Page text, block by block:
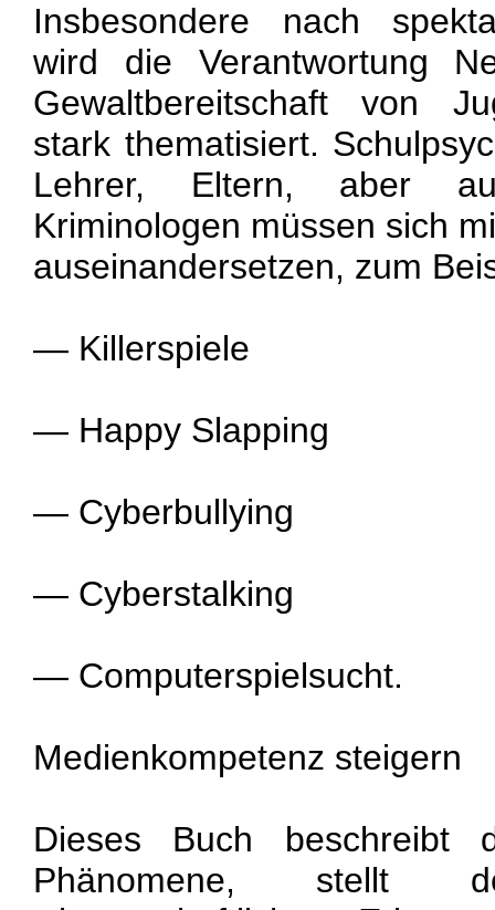
Insbesondere nach
wird die Verantwortung
Gewaltbereitschaft von
stark thematisiert.
Lehrer, Eltern, aber
Kriminologen müssen sich
auseinandersetzen, zum
— Killerspiele
— Happy Slapping
— Cyberbullying
— Cyberstalking
— Computerspielsucht.
Medienkompetenz steigern
Dieses Buch beschreibt
Phänomene, stellt